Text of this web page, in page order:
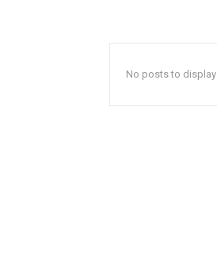
No posts to display